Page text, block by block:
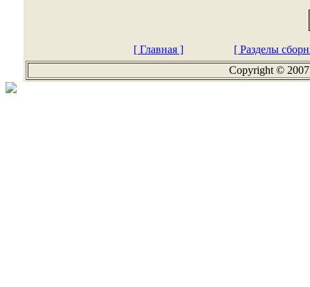
[ Главная ]
[ Разделы
Copyright ©